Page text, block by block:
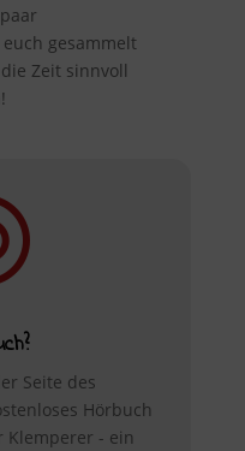
gesammelt
Zeit sinnvoll
Seite des
Hörbuch
Klemperer - ein